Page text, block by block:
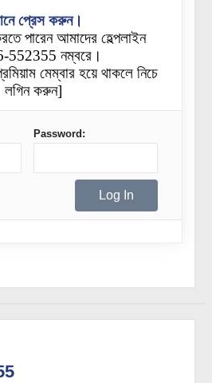
প্রেস করুন।
পারেন আমাদের হেল্পলাইন
552355 নম্বরে।
মেম্বার হয়ে থাকলে নিচে
লগিন করুন]
Password: